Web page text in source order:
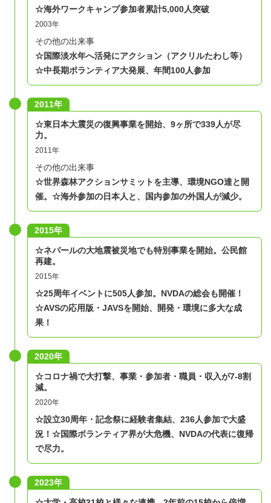
​☆海外ワークキャンプ参加者累計5,000人突破
2003年
その他の出来事
☆国際淡水年へ活発にアクション（アクリルたわし等）
☆中長期ボランティア大発展、年間100人参加
2011年
​☆東日本大震災の復興事業を開始、9ヶ所で339人が尽
力。
2011年
その他の出来事
☆世界森林アクションサミットを主導、環境NGO達と開
催。 ☆海外参加の日本人と、国内参加の外国人が減少。
2015年
☆ネパールの大地震被災地でも特別事業を開始。公民館
再建。
2015年
☆25周年イベントに505人参加。NVDAの総会も開催！
☆AVSの応用版・JAVSを開始、開発・環境に多大な成
果！
2020年
​☆コロナ禍で大打撃、事業・参加者・職員・収入が7-8割
減。
2020年
☆設立30周年・記念祭に経験者集結、236人参加で大盛
況！ ☆国際ボランティア界が大危機、NVDAの代表に復帰
で尽力。
2023年